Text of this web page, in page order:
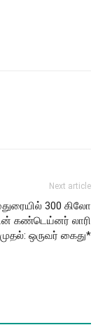
Next article
300 கிலோ
கண்டெய்னர் லாரி
ஒருவர் கைது*